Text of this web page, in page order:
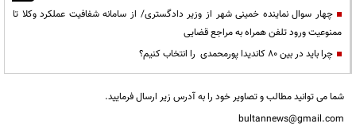
چهار سوال نماینده خمینی شهر از وزیر دادگستری/ از سامانه شفافیت عملکرد وکلا تا
ممنوعیت ورود تلفن همراه به مراجع قضایی
چرا باید در بین 80 کاندیدا پورمحمدی را انتخاب کنیم؟
شما می توانید مطالب و تصاویر خود را به آدرس زیر ارسال فرمایید.
bultannews@gmail.com